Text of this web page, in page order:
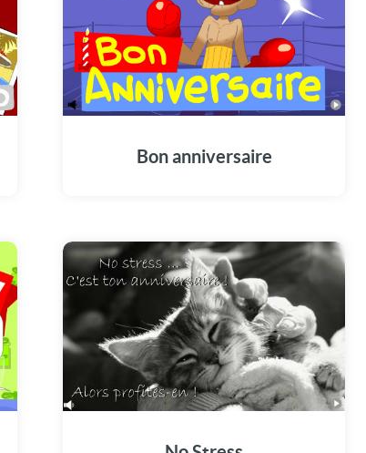
Bon anniversaire